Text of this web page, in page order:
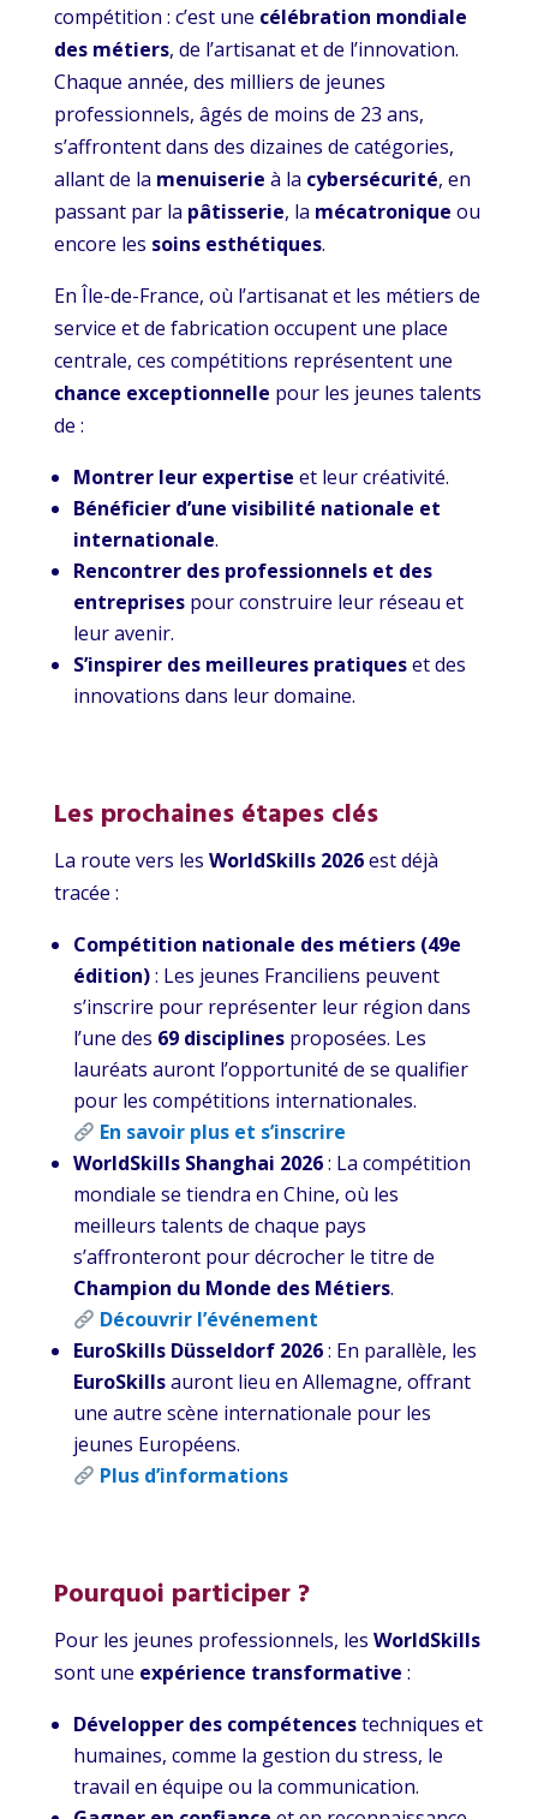
compétition : c’est une célébration mondiale
des métiers, de l’artisanat et de l’innovation.
Chaque année, des milliers de jeunes
professionnels, âgés de moins de 23 ans,
s’affrontent dans des dizaines de catégories,
allant de la menuiserie à la cybersécurité, en
passant par la pâtisserie, la mécatronique ou
encore les soins esthétiques.
En Île-de-France, où l’artisanat et les métiers de
service et de fabrication occupent une place
centrale, ces compétitions représentent une
chance exceptionnelle pour les jeunes talents
de :
Montrer leur expertise et leur créativité.
Bénéficier d’une visibilité nationale et
internationale.
Rencontrer des professionnels et des
entreprisespour construire leur réseau et
leur avenir.
S’inspirer des meilleures pratiqueset des
innovations dans leur domaine.
Les prochaines étapes clés
La route vers les WorldSkills 2026est déjà
tracée :
Compétition nationale des métiers (49e
édition): Les jeunes Franciliens peuvent
s’inscrire pour représenter leur région dans
l’une des 69 disciplinesproposées. Les
lauréats auront l’opportunité de se qualifier
pour les compétitions internationales.
En savoir plus et s’inscrire
WorldSkills Shanghai 2026: La compétition
mondiale se tiendra en Chine, où les
meilleurs talents de chaque pays
s’affronteront pour décrocher le titre de
Champion du Monde des Métiers.
Découvrir l’événement
EuroSkills Düsseldorf 2026: En parallèle, les
EuroSkillsauront lieu en Allemagne, offrant
une autre scène internationale pour les
jeunes Européens.
Plus d’informations
Pourquoi participer ?
Pour les jeunes professionnels, les WorldSkills
sont une expérience transformative :
Développer des compétencestechniques et
humaines, comme la gestion du stress, le
travail en équipe ou la communication.